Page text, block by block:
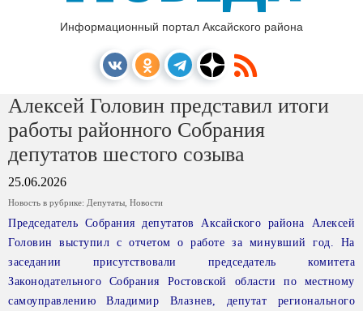
Информационный портал Аксайского района
Алексей Головин представил итоги
работы районного Собрания
депутатов шестого созыва
25.06.2026
Новость в рубрике: Депутаты Новости
Председатель Собрания депутатов Аксайского района Алексей
Головин выступил с отчетом о работе за минувший год. На
заседании присутствовали председатель комитета
Законодательного Собрания Ростовской области по местному
самоуправлению Владимир Влазнев, депутат регионального